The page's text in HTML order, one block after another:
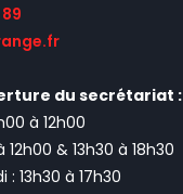
du secrétariat :
à 12h00
& 13h30 à 18h30
13h30 à 17h30